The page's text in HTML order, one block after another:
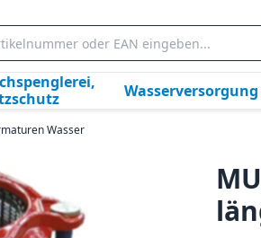
Wasserversorgung
Wasser